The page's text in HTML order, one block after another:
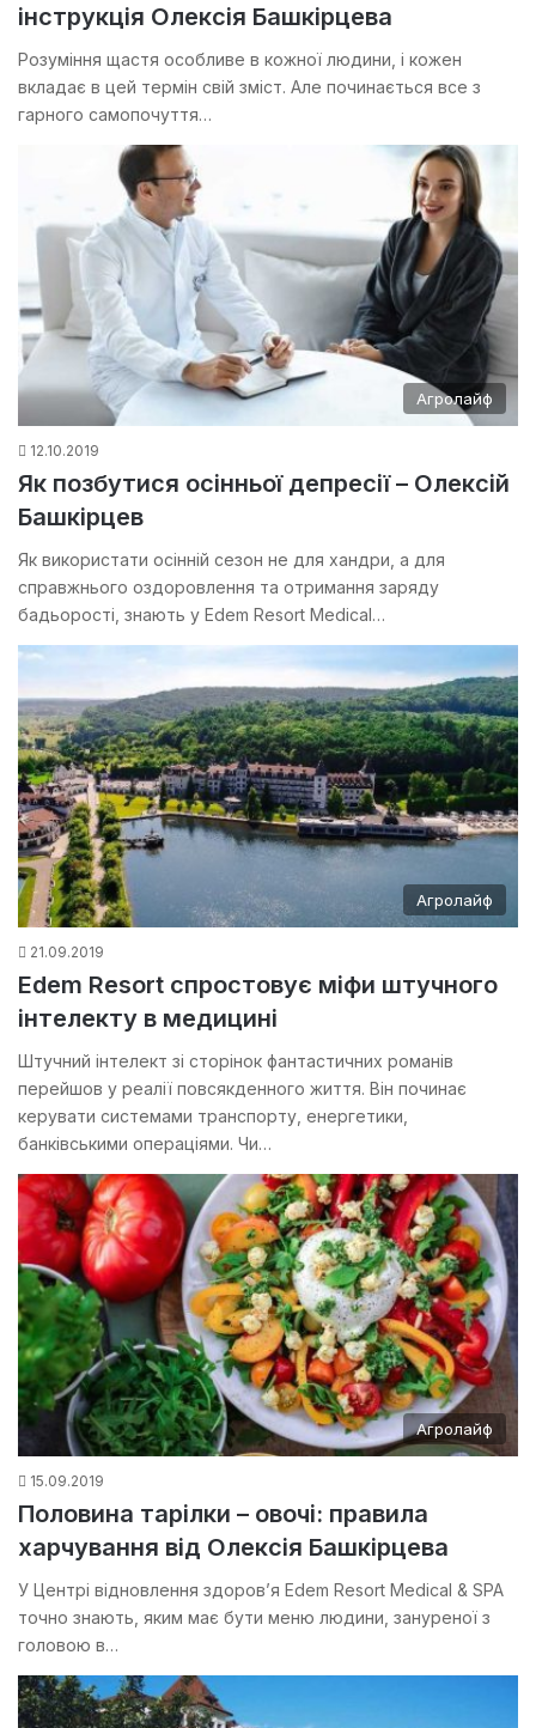
інструкція Олексія Башкірцева
Розуміння щастя особливе в кожної людини, і кожен
вкладає в цей термін свій зміст. Але починається все з
гарного самопочуття…
Агролайф
12.10.2019
Як позбутися осінньої депресії – Олексій
Башкірцев
Як використати осінній сезон не для хандри, а для
справжнього оздоровлення та отримання заряду
бадьорості, знають у Edem Resort Medical…
Агролайф
21.09.2019
Edem Resort спростовує міфи штучного
інтелекту в медицині
Штучний інтелект зі сторінок фантастичних романів
перейшов у реалії повсякденного життя. Він починає
керувати системами транспорту, енергетики,
банківськими операціями. Чи…
Агролайф
15.09.2019
Половина тарілки – овочі: правила
харчування від Олексія Башкірцева
У Центрі відновлення здоров’я Edem Resort Medical & SPA
точно знають, яким має бути меню людини, зануреної з
головою в…